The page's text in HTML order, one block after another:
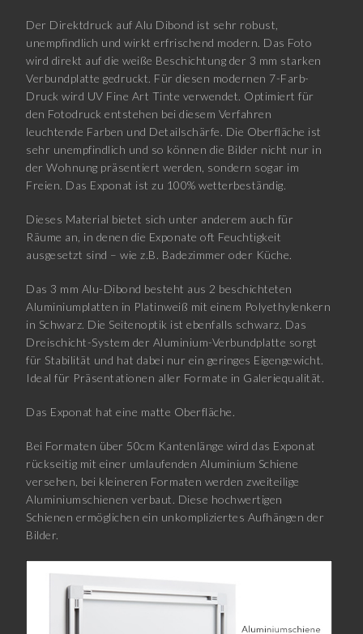
Der Direktdruck auf Alu Dibond ist sehr robust,
unempfindlich und wirkt erfrischend modern. Das Foto
wird direkt auf die weiße Beschichtung der 3 mm starken
Verbundplatte gedruckt. Für diesen modernen 7-Farb-
Druck wird UV Fine Art Tinte verwendet. Optimiert für
den Fotodruck entstehen bei diesem Verfahren
leuchtende Farben und Detailschärfe. Die Oberfläche ist
sehr unempfindlich und so können die Bilder nicht nur in
der Wohnung präsentiert werden, sondern sogar im
Freien. Das Exponat ist zu 100% wetterbeständig.
Dieses Material bietet sich unter anderem auch für
Räume an, in denen die Exponate oft Feuchtigkeit
ausgesetzt sind – wie z.B. Badezimmer oder Küche.
Das 3 mm Alu-Dibond besteht aus 2 beschichteten
Aluminiumplatten in Platinweiß mit einem Polyethylenkern
in Schwarz. Die Seitenoptik ist ebenfalls schwarz. Das
Dreischicht-System der Aluminium-Verbundplatte sorgt
für Stabilität und hat dabei nur ein geringes Eigengewicht.
Ideal für Präsentationen aller Formate in Galeriequalität.
Das Exponat hat eine matte Oberfläche.
Bei Formaten über 50cm Kantenlänge wird das Exponat
rückseitig mit einer umlaufenden Aluminium Schiene
versehen, bei kleineren Formaten werden zweiteilige
Aluminiumschienen verbaut. Diese hochwertigen
Schienen ermöglichen ein unkompliziertes Aufhängen der
Bilder.